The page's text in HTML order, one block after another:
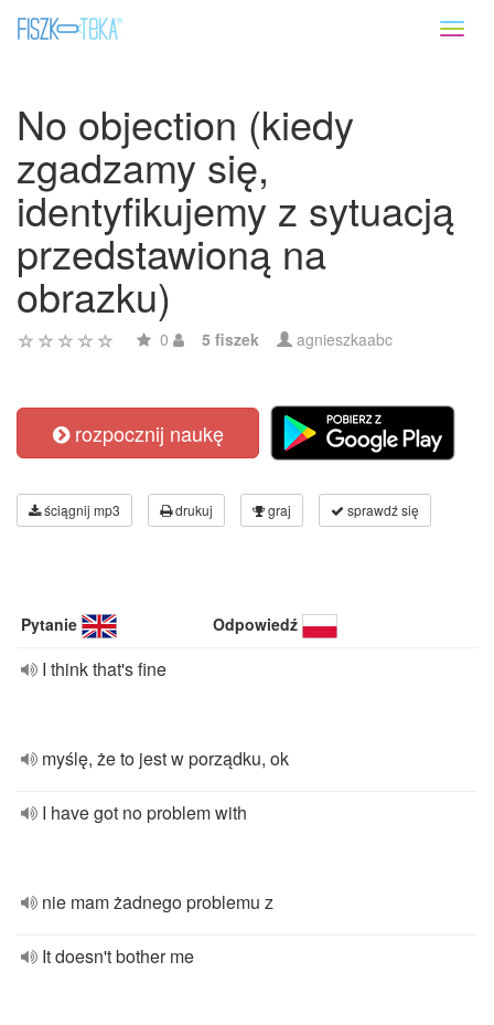
No objection (kiedy
zgadzamy się,
identyfikujemy z sytuacją
przedstawioną na
obrazku)
0 5 fiszek agnieszkaabc
rozpocznij naukę
ściągnij mp3 drukuj graj sprawdź się
Pytanie Odpowiedź
I think that's fine
myślę, że to jest w porządku, ok
I have got no problem with
nie mam żadnego problemu z
It doesn't bother me